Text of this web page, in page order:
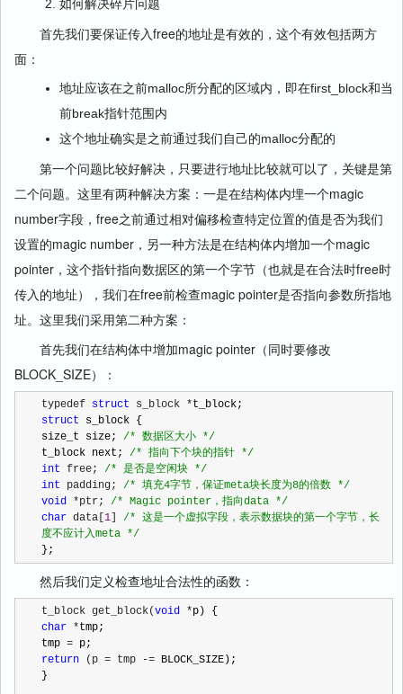
如何解决碎片问题
首先我们要保证传入free的地址是有效的，这个有效包括两方
面：
地址应该在之前malloc所分配的区域内，即在first_block和当
前break指针范围内
这个地址确实是之前通过我们自己的malloc分配的
第一个问题比较好解决，只要进行地址比较就可以了，关键是第
二个问题。这里有两种解决方案：一是在结构体内埋一个magic
number字段，free之前通过相对偏移检查特定位置的值是否为我们
设置的magic number，另一种方法是在结构体内增加一个magic
pointer，这个指针指向数据区的第一个字节（也就是在合法时free时
传入的地址），我们在free前检查magic pointer是否指向参数所指地
址。这里我们采用第二种方案：
首先我们在结构体中增加magic pointer（同时要修改
BLOCK_SIZE）：
typedef struct s_block *
struct s_block {
size_t size; /* 数据区大小 */
t_block next; /* 指向下个块的指针 */
int free; /* 是否是空闲块 */
int padding; /* 填充4字节，保证meta块长度为8的倍数 */
void *ptr; /* Magic pointer，指向data */
char data[1] /* 这是一个虚拟字段，表示数据块的第一个字节，长
度不应计入meta */
};
然后我们定义检查地址合法性的函数：
t_block get_block(void *
char *tmp;
tmp =
return (p = tmp -= BLOCK_SIZE);
}